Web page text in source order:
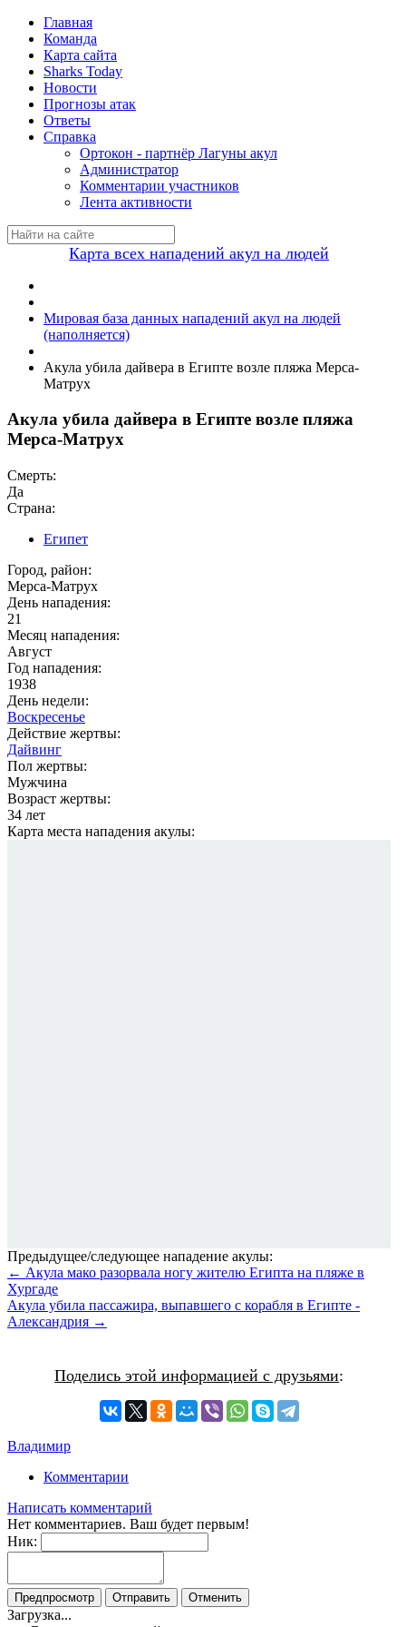
Главная
Команда
Карта сайта
Sharks Today
Новости
Прогнозы атак
Ответы
Справка
Ортокон - партнёр Лагуны акул
Администратор
Комментарии участников
Лента активности
Карта всех нападений акул на людей
Мировая база данных нападений акул на людей
(наполняется)
Акула убила дайвера в Египте возле пляжа Мерса-
Матрух
Акула убила дайвера в Египте возле пляжа
Мерса-Матрух
Смерть:
Да
Страна:
Египет
Город, район:
Мерса-Матрух
День нападения:
21
Месяц нападения:
Август
Год нападения:
1938
День недели:
Воскресенье
Действие жертвы:
Дайвинг
Пол жертвы:
Мужчина
Возраст жертвы:
34 лет
Карта места нападения акулы:
Предыдущее/следующее нападение акулы:
← Акула мако разорвала ногу жителю Египта на пляже в
Хургаде
Акула убила пассажира, выпавшего с корабля в Египте -
Александрия →
Поделись этой информацией с друзьями:
Владимир
Комментарии
Написать комментарий
Нет комментариев. Ваш будет первым!
Ник:
Загрузка...